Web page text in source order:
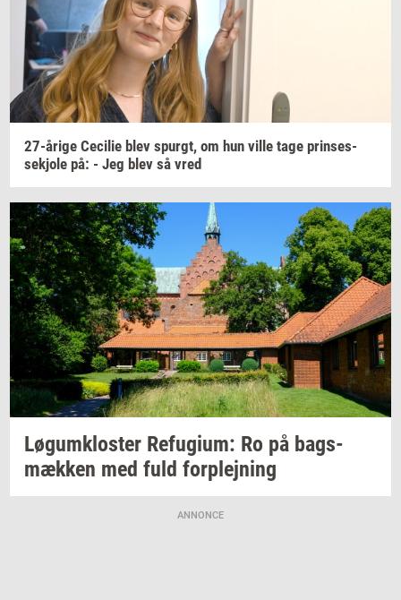
27-​årige Ce­ci­lie blev spurgt, om hun ville tage prin­ses­
sekjo­le på: - Jeg blev så vred
Løgum­klo­ster Re­fu­gi­um: Ro på bags­
mæk­ken med fuld for­plej­ning
ANNONCE